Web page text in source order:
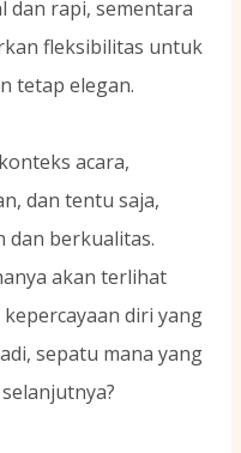
dan rapi, sementara
fleksibilitas untuk
tetap elegan.
acara,
dan tentu saja,
dan berkualitas.
akan terlihat
diri yang
sepatu mana yang